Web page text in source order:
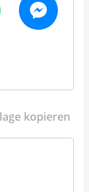
kopieren